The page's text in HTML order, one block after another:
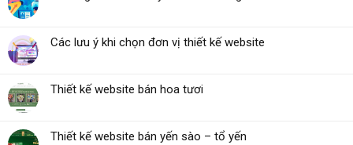
Các lưu ý khi chọn đơn vị thiết kế website
Thiết kế website bán hoa tươi
Thiết kế website bán yến sào – tổ yến